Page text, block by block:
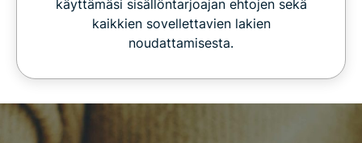
käyttämäsi sisällöntarjoajan ehtojen sekä
kaikkien sovellettavien lakien
noudattamisesta.